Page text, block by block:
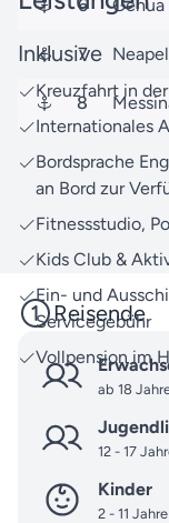
mit MSC
Unsere
jederzeit zur
beantworten.
können.
Vor Ihnen liegt
erfüllen!
6
7
8
Inklusive
Kreuzfahrt in
Internationales
Bordsprache
an Bord zur
Fitnessstudio,
Kids Club &
Ein- und
Servicegebühr
Vollpension im
Reisende
ab 18
12 - 17
Kinder
2 - 11 Jahre